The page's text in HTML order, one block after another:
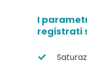
I
registrati